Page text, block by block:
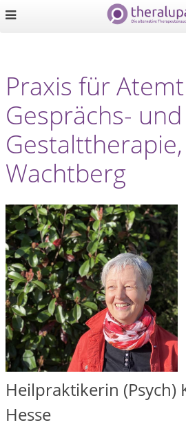
Praxis für
Gesprächs- und
Gestalttherapie,
Wachtberg
Heilpraktikerin (Psych)
Hesse